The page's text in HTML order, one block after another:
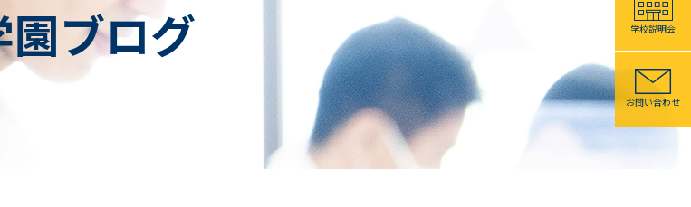
学校説明会
お問い合わせ
園ブログ